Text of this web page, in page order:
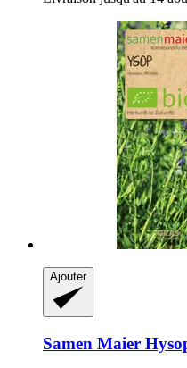
Ajouter
Samen Maier